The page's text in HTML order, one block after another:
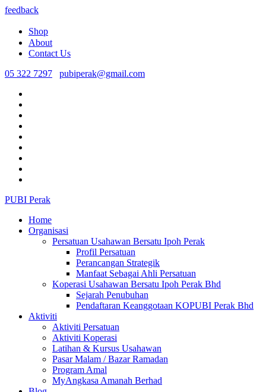
feedback
Shop
About
Contact Us
05 322 7297
pubiperak@gmail.com
PUBI Perak
Home
Organisasi
Persatuan Usahawan Bersatu Ipoh Perak
Profil Persatuan
Perancangan Strategik
Manfaat Sebagai Ahli Persatuan
Koperasi Usahawan Bersatu Ipoh Perak Bhd
Sejarah Penubuhan
Pendaftaran Keanggotaan KOPUBI Perak Bhd
Aktiviti
Aktiviti Persatuan
Aktiviti Koperasi
Latihan & Kursus Usahawan
Pasar Malam / Bazar Ramadan
Program Amal
MyAngkasa Amanah Berhad